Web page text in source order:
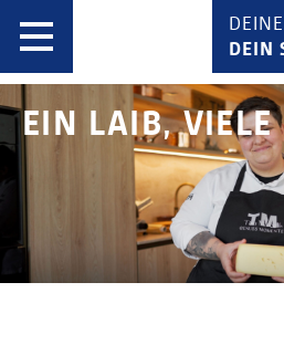
DEIN
EIN LAIB,VIELE